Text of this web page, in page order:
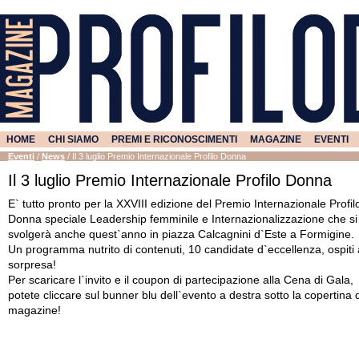
HOME CHI SIAMO PREMI E RICONOSCIMENTI MAGAZINE EVENTI
Eventi / News / Il 3 luglio Premio Internazionale Profilo Donna
Il 3 luglio Premio Internazionale Profilo Donna
E` tutto pronto per la XXVIII edizione del Premio Internazionale
Donna speciale Leadership femminile e Internazionalizzazione che si
svolgerà anche quest`anno in piazza Calcagnini d`Este a Formigine.
Un programma nutrito di contenuti, 10 candidate d`eccellenza, ospiti
sorpresa!
Per scaricare l`invito e il coupon di partecipazione alla Cena di Gala,
potete cliccare sul bunner blu dell`evento a destra sotto la copertina
magazine!